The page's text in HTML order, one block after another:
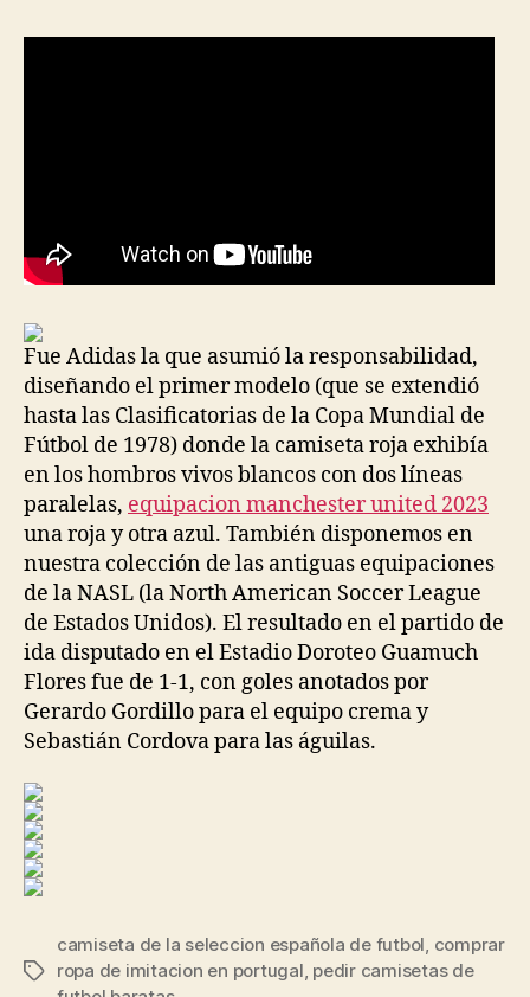
Fue Adidas la que asumió la responsabilidad,
diseñando el primer modelo (que se extendió
hasta las Clasificatorias de la Copa Mundial de
Fútbol de 1978) donde la camiseta roja exhibía
en los hombros vivos blancos con dos líneas
paralelas, equipacion manchester united 2023
una roja y otra azul. También disponemos en
nuestra colección de las antiguas equipaciones
de la NASL (la North American Soccer League
de Estados Unidos). El resultado en el partido de
ida disputado en el Estadio Doroteo Guamuch
Flores fue de 1-1, con goles anotados por
Gerardo Gordillo para el equipo crema y
Sebastián Cordova para las águilas.
Etiquetas
camiseta de la seleccion española de futbol, comprar
ropa de imitacion en portugal, pedir camisetas de